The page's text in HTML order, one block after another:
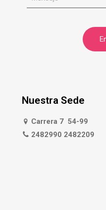
Nuestra Sede
Carrera 7 54-99
2482990 2482209